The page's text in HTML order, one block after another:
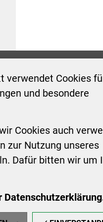
verwendet Cookies
und besondere
Cookies auch
zur Nutzung unseres
Dafür bitten wir um
Montag:
Uhr
Uhr
vorheriger